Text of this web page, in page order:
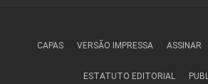
CAPAS VERSÃO IMPRESSA ASSINAR
ESTATUTO EDITORIAL